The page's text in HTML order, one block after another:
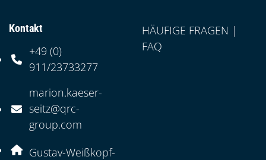
Kontakt
+49 (0)
911/23733277
Telefonnummer: 4 9 0 9 1 1 2 3 7 3 3 2 7 7
marion.kaeser-
seitz@qrc-
group.com
E-Mail Adresse: marion.kaeser-seitz@qrc-group.com
Adresse:
Gustav-Weißkopf-
HÄUFIGE FRAGEN |
FAQ